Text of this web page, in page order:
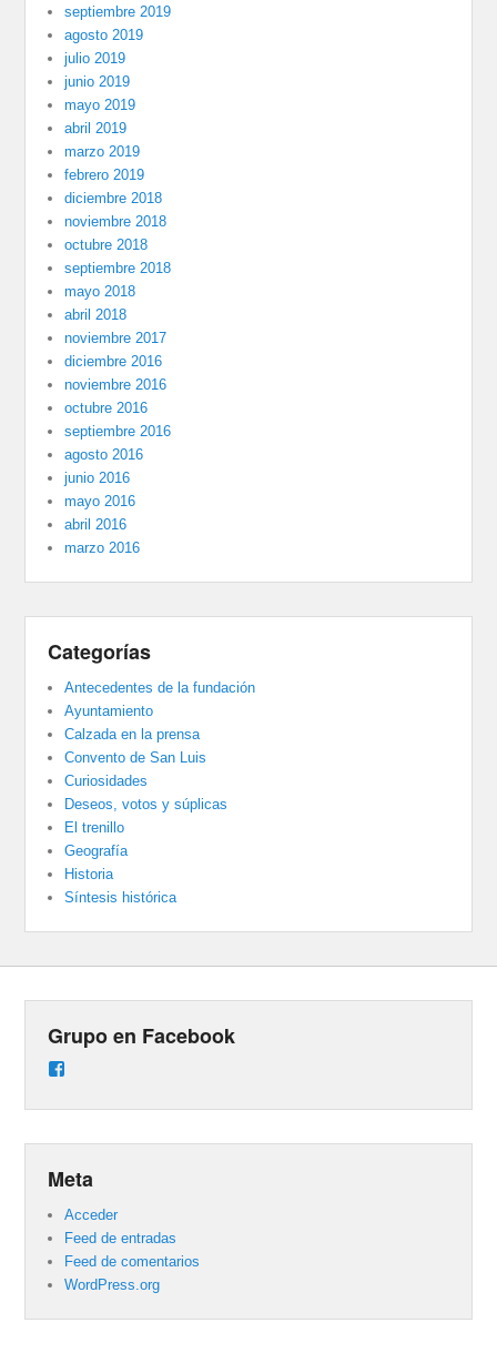
septiembre 2019
agosto 2019
julio 2019
junio 2019
mayo 2019
abril 2019
marzo 2019
febrero 2019
diciembre 2018
noviembre 2018
octubre 2018
septiembre 2018
mayo 2018
abril 2018
noviembre 2017
diciembre 2016
noviembre 2016
octubre 2016
septiembre 2016
agosto 2016
junio 2016
mayo 2016
abril 2016
marzo 2016
Categorías
Antecedentes de la fundación
Ayuntamiento
Calzada en la prensa
Convento de San Luis
Curiosidades
Deseos, votos y súplicas
El trenillo
Geografía
Historia
Síntesis histórica
Grupo en Facebook
en
Meta
Acceder
Feed de entradas
Feed de comentarios
WordPress.org